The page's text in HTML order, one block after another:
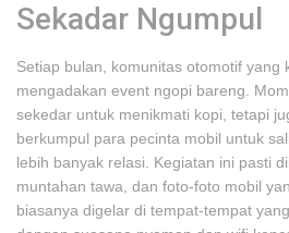
Sekadar Ngumpul
Setiap bulan, komunitas otomotif yang
mengadakan event ngopi bareng.
sekedar untuk menikmati kopi, tetapi
berkumpul para pecinta mobil untuk
lebih banyak relasi. Kegiatan ini pasti
muntahan tawa, dan foto-foto mobil
biasanya digelar di tempat-tempat